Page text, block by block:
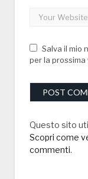
Salva il mio
per la
Questo sito
Scopri come
commenti.